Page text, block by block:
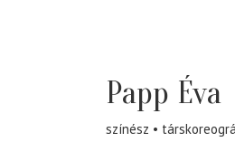
Papp Éva
színész